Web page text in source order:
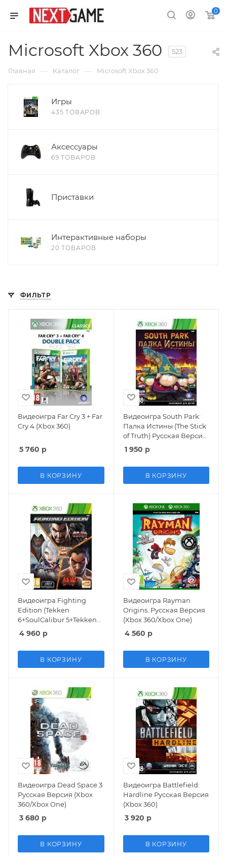
0
Microsoft Xbox 360 523
Главная — Каталог — Microsoft Xbox 360
Игры
435 ТОВАРОВ
Аксессуары
69 ТОВАРОВ
Приставки
Интерактивные наборы
20 ТОВАРОВ
ФИЛЬТР
Видеоигра Far Cry 3 + Far
Cry 4 (Xbox 360)
5 760 р
В КОРЗИНУ
Видеоигра South Park:
Палка Истины (The Stick
of Truth) Русская Версия
(Xbox 360/Xbox One)
USED Б/У
1 950 р
В КОРЗИНУ
Видеоигра Fighting
Edition (Tekken
6+SoulCalibur 5+Tekken
Tag Tournament 2)
Русская Версия (Xbox
4 960 р
В КОРЗИНУ
Видеоигра Rayman
Origins. Русская Версия
(Xbox 360/Xbox One)
4 560 р
В КОРЗИНУ
Видеоигра Dead Space 3
Русская Версия (Xbox
360/Xbox One)
3 680 р
В КОРЗИНУ
Видеоигра Battlefield:
Hardline Русская Версия
(Xbox 360)
3 920 р
В КОРЗИНУ